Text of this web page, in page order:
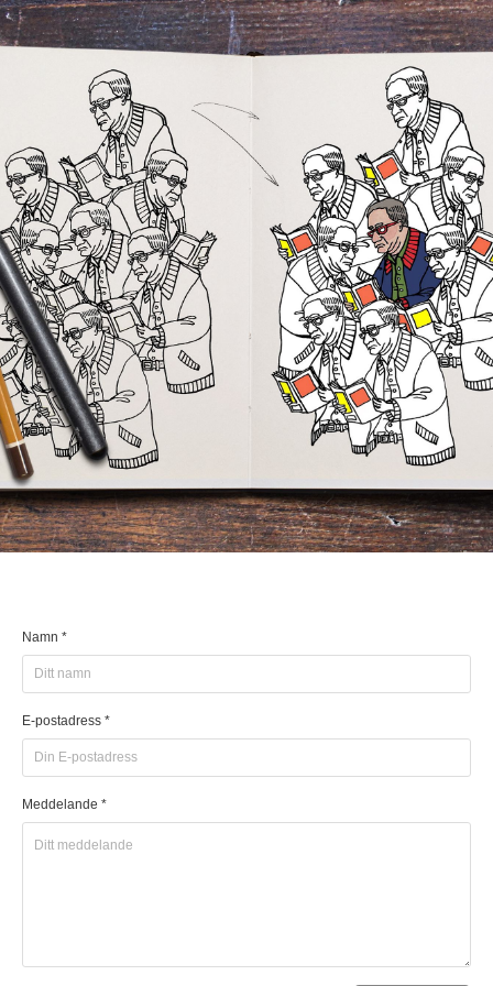
Namn *
E-postadress *
Meddelande *